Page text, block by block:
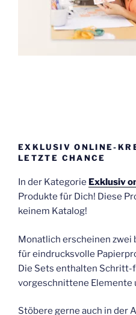
EXKLUSIV ONLINE-
LETZTE CHANCE
In der Kategorie Exklusiv
Produkte für Dich! Diese
keinem Katalog!
Monatlich erscheinen zwei
für eindrucksvolle
Die Sets enthalten
vorgeschnittene Elemente
Stöbere gerne auch in der